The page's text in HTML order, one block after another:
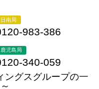
日南局
983-386
鹿児島局
340-059
ングスグループの一